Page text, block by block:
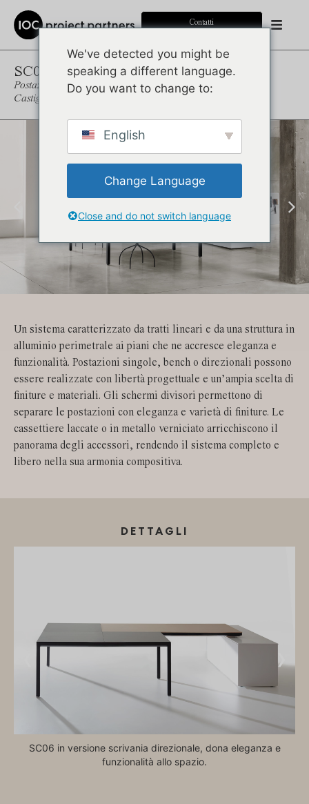
Contatti
Postazione di lavoro operativa e direzionale
SC06
Castiglia Associati with K. Miksza
Un sistema caratterizzato da tratti lineari e da una struttura in
alluminio perimetrale ai piani che ne accresce eleganza e
funzionalità. Postazioni singole, bench o direzionali possono
essere realizzate con libertà progettuale e un’ampia scelta di
finiture e materiali. Gli schermi divisori permettono di
separare le postazioni con eleganza e varietà di finiture. Le
cassettiere laccate o in metallo verniciato arricchiscono il
panorama degli accessori, rendendo il sistema completo e
libero nella sua armonia compositiva.
DETTAGLI
SC06 in versione scrivania direzionale, dona eleganza e
funzionalità allo spazio.
›
We've detected you might be
speaking a different language.
Do you want to change to:
English
Change Language
Close and do not switch language